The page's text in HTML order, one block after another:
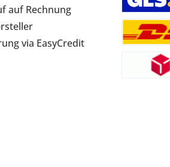
auf Rechnung
via EasyCredit